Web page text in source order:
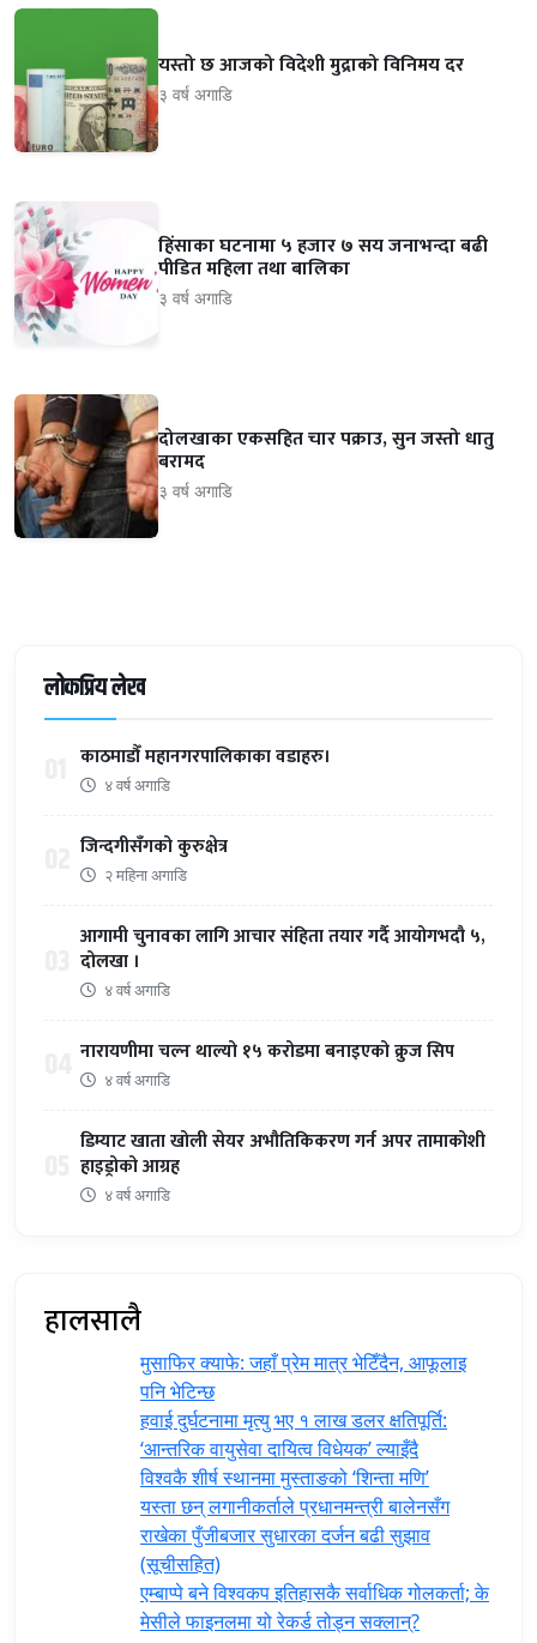
यस्तो छ आजको विदेशी मुद्राको विनिमय दर
३ वर्ष अगाडि
हिंसाका घटनामा ५ हजार ७ सय जनाभन्दा बढी
पीडित महिला तथा बालिका
३ वर्ष अगाडि
दोलखाका एकसहित चार पक्राउ, सुन जस्तो धातु
बरामद
३ वर्ष अगाडि
लोकप्रिय लेख
काठमाडौँ महानगरपालिकाका वडाहरु।
४ वर्ष अगाडि
जिन्दगीसँगको कुरुक्षेत्र
२ महिना अगाडि
आगामी चुनावका लागि आचार संहिता तयार गर्दै आयोगभदौ ५,
दोलखा ।
४ वर्ष अगाडि
नारायणीमा चल्न थाल्यो १५ करोडमा बनाइएको क्रुज सिप
४ वर्ष अगाडि
डिम्याट खाता खोली सेयर अभौतिकिकरण गर्न अपर तामाकोशी
हाइड्रोको आग्रह
४ वर्ष अगाडि
हालसालै
मुसाफिर क्याफे: जहाँ प्रेम मात्र भेटिँदैन, आफूलाइ
पनि भेटिन्छ
हवाई दुर्घटनामा मृत्यु भए १ लाख डलर क्षतिपूर्ति:
‘आन्तरिक वायुसेवा दायित्व विधेयक’ ल्याइँदै
विश्वकै शीर्ष स्थानमा मुस्ताङको ‘शिन्ता मणि’
यस्ता छन् लगानीकर्ताले प्रधानमन्त्री ‍बालेनसँग
राखेका पुँजीबजार सुधारका दर्जन बढी सुझाव
(सूचीसहित)
एम्बाप्पे बने विश्वकप इतिहासकै सर्वाधिक गोलकर्ता; के
मेसीले फाइनलमा यो रेकर्ड तोड्न सक्लान्?